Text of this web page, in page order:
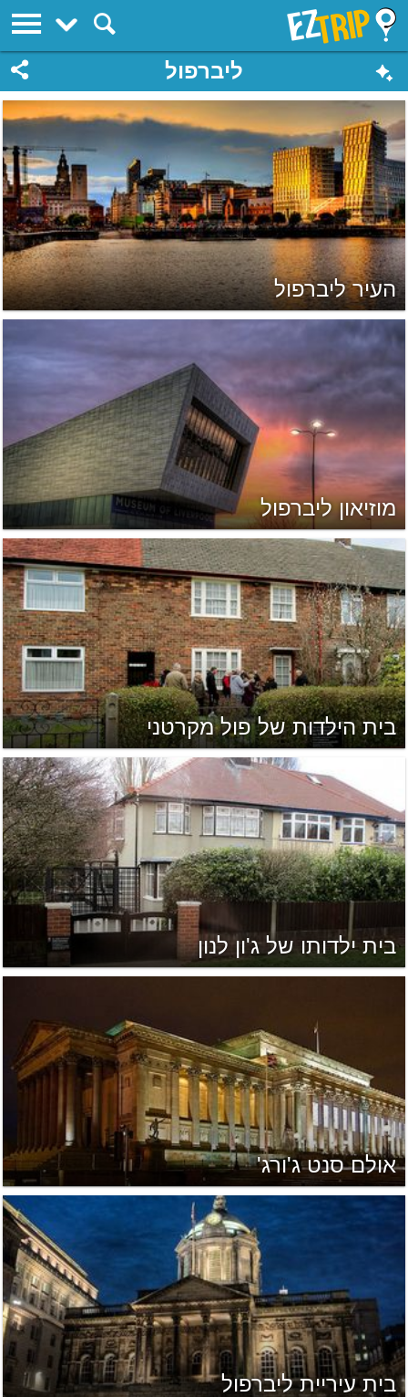
EZTrip
ליברפול
העיר ליברפול
מוזיאון ליברפול
בית הילדות של פול מקרטני
בית ילדותו של ג'ון לנון
אולם סנט ג'ורג'
בית עיריית ליברפול